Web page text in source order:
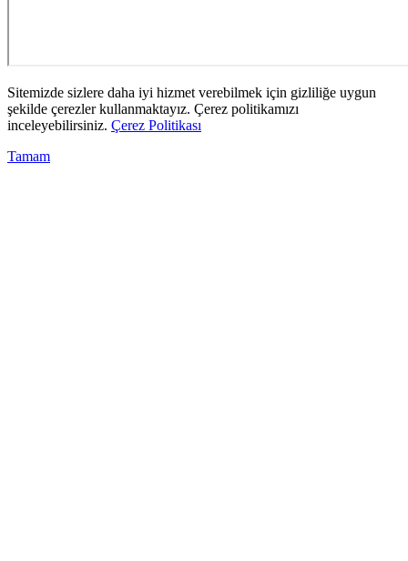
Sitemizde sizlere daha iyi hizmet verebilmek için gizliliğe uygun
şekilde çerezler kullanmaktayız. Çerez politikamızı
inceleyebilirsiniz. Çerez Politikası
Tamam